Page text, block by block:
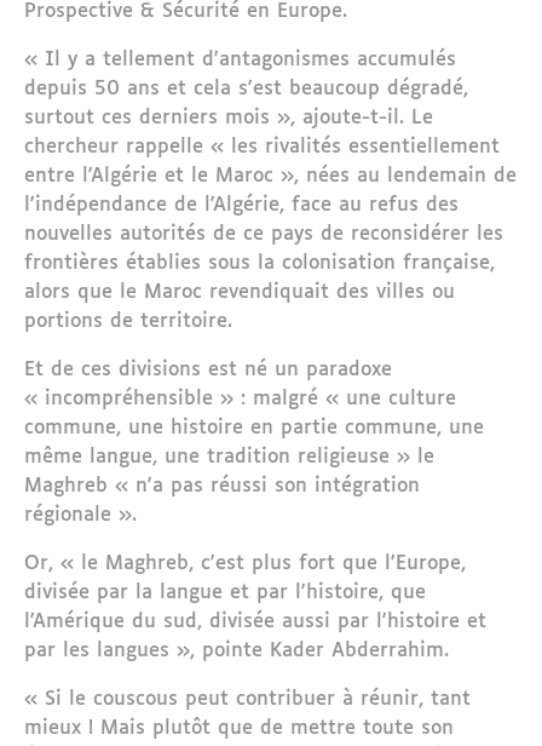
Prospective & Sécurité en Europe.
« Il y a tellement d'antagonismes accumulés
depuis 50 ans et cela s'est beaucoup dégradé,
surtout ces derniers mois », ajoute-t-il. Le
chercheur rappelle « les rivalités essentiellement
entre l'Algérie et le Maroc », nées au lendemain de
l'indépendance de l'Algérie, face au refus des
nouvelles autorités de ce pays de reconsidérer les
frontières établies sous la colonisation française,
alors que le Maroc revendiquait des villes ou
portions de territoire.
Et de ces divisions est né un paradoxe
« incompréhensible » : malgré « une culture
commune, une histoire en partie commune, une
même langue, une tradition religieuse » le
Maghreb « n'a pas réussi son intégration
régionale ».
Or, « le Maghreb, c'est plus fort que l'Europe,
divisée par la langue et par l'histoire, que
l'Amérique du sud, divisée aussi par l'histoire et
par les langues », pointe Kader Abderrahim.
« Si le couscous peut contribuer à réunir, tant
mieux ! Mais plutôt que de mettre toute son